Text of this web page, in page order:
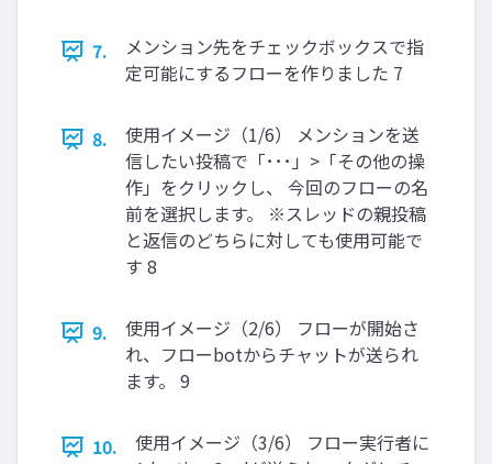
7.
メンション先をチェックボックスで指
定可能にするフローを作りました 7
8.
使用イメージ（1/6） メンションを送
信したい投稿で「･･･」>「その他の操
作」をクリックし、 今回のフローの名
前を選択します。 ※スレッドの親投稿
と返信のどちらに対しても使用可能で
す 8
9.
使用イメージ（2/6） フローが開始さ
れ、フローbotからチャットが送られ
ます。 9
10.
使用イメージ（3/6） フロー実行者に